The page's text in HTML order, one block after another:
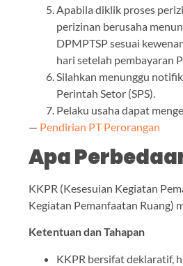
Apabila diklik proses
perizinan berusaha
DPMPTSP sesuai
hari setelah pembayaran
Silahkan menunggu
Perintah Setor (SPS).
Pelaku usaha dapat
— Pendirian PT Perorangan
Apa
KKPR (Kesesuian Kegiatan
Kegiatan Pemanfaatan Ruang)
Ketentuan dan Tahapan
KKPR bersifat deklaratif,